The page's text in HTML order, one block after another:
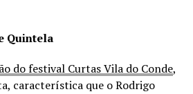
Quintela
do festival Curtas Vila do Conde,
característica que o Rodrigo